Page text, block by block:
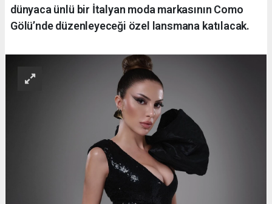
dünyaca ünlü bir İtalyan moda markasının Como
Gölü’nde düzenleyeceği özel lansmana katılacak.